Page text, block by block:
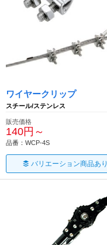
ワイヤークリップ
スチール/ステンレス
販売価格
140円～
品番：WCP-4S
バリエーション商品あり